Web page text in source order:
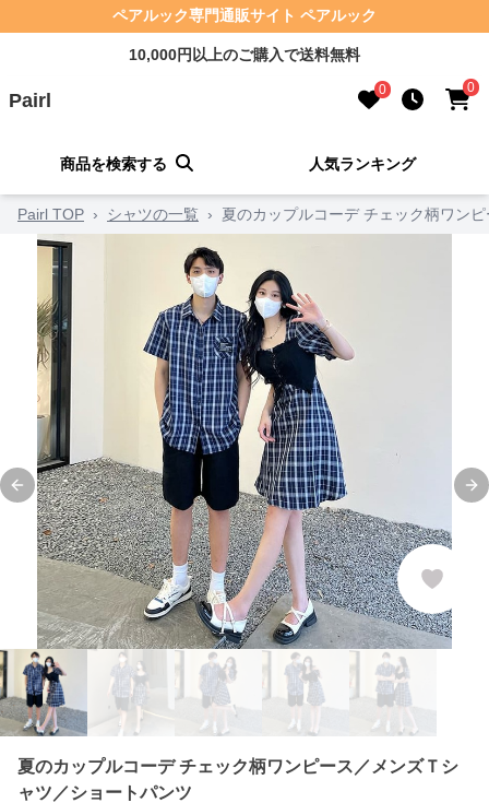
ペアルック専門通販サイト ペアルック
10,000円以上のご購入で送料無料
Pairl 0 0
商品を検索する 人気ランキング
Pairl TOP › シャツの一覧 › 夏のカップルコーデ チェック柄ワン
Previous slide
夏のカップルコーデ チェック柄ワンピース／メンズＴシ
ャツ／ショートパンツ